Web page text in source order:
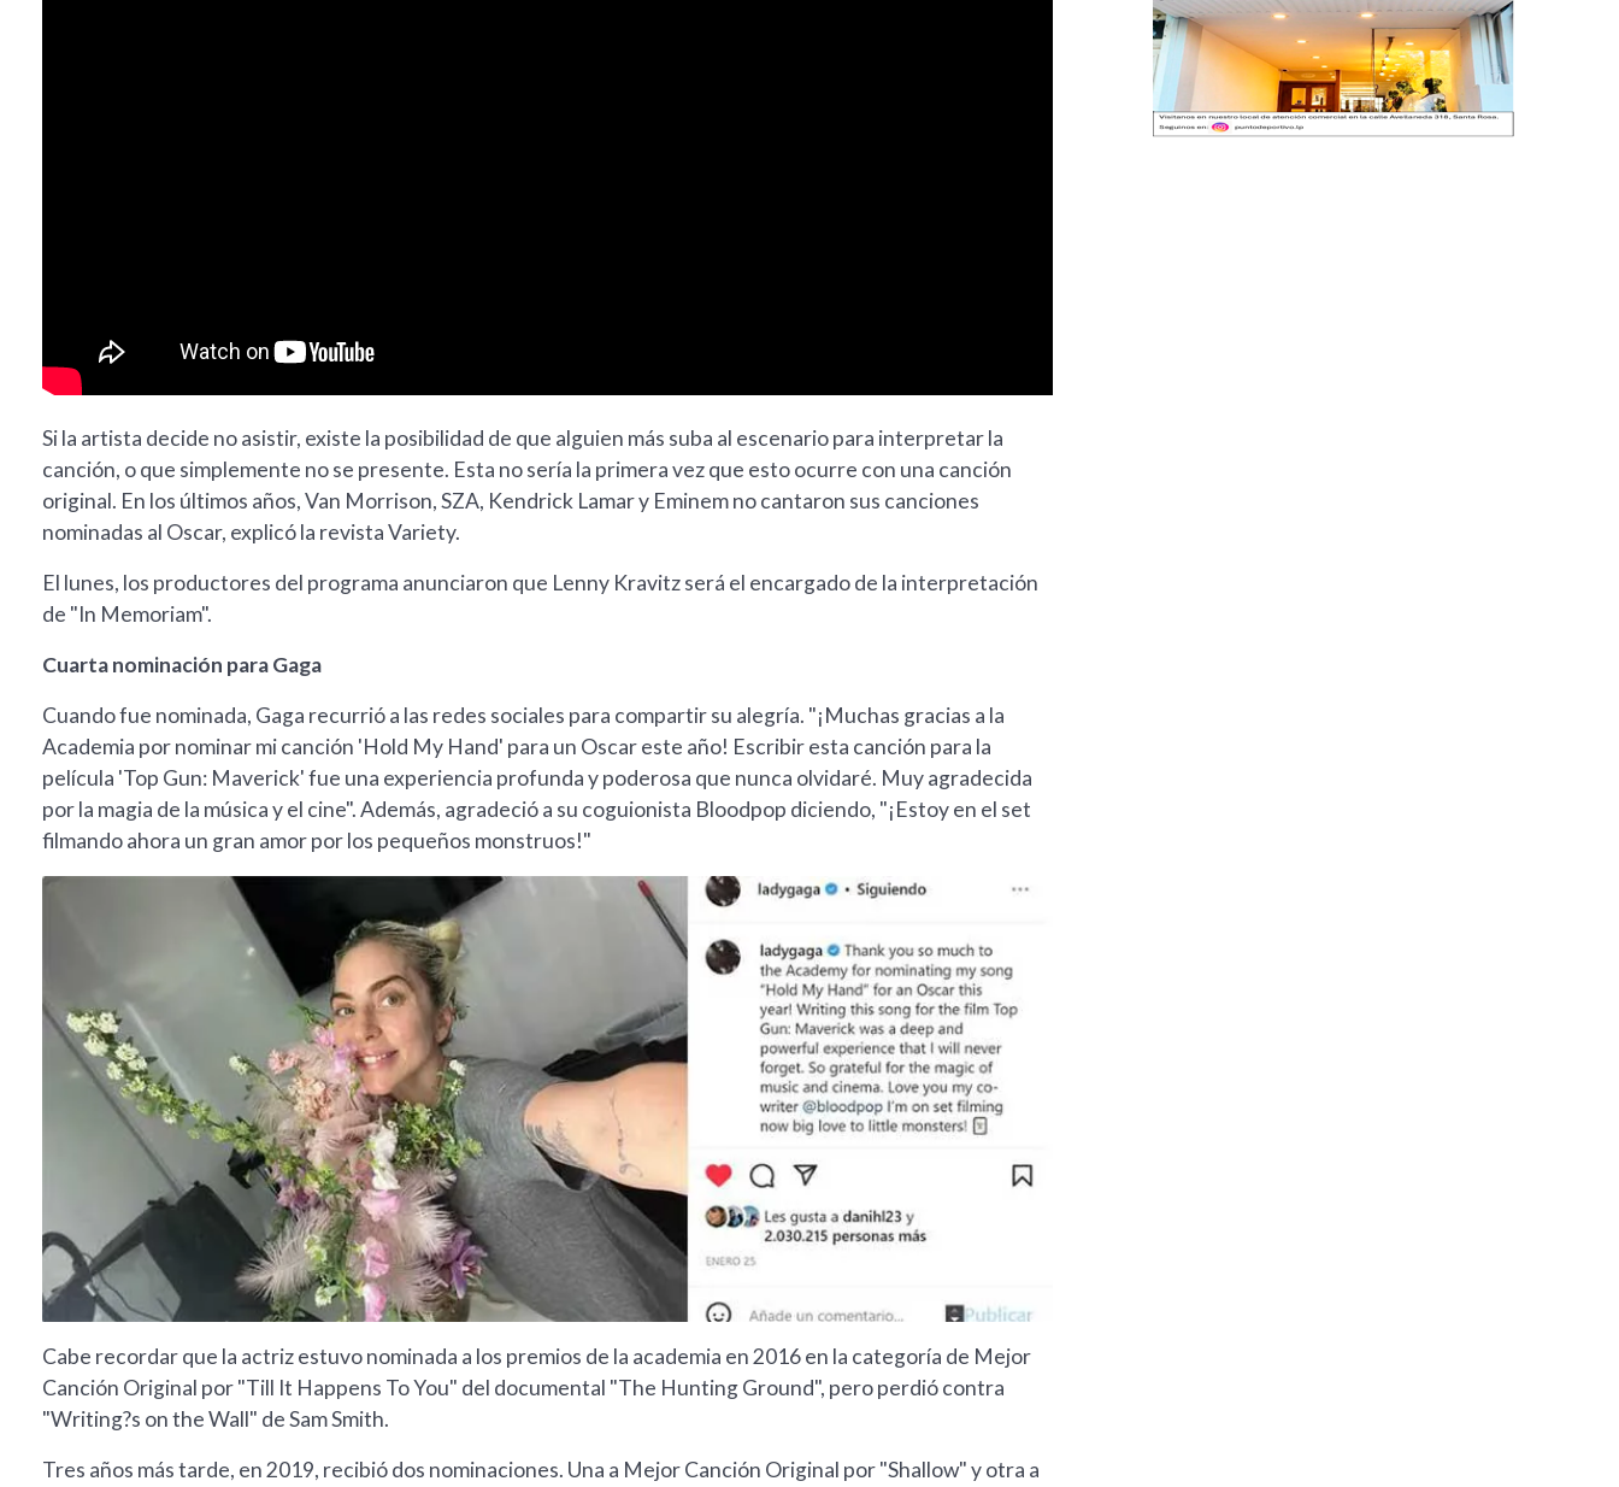
Si la artista decide no asistir, existe la posibilidad de que alguien más suba al escenario para interpretar la
canción, o que simplemente no se presente. Esta no sería la primera vez que esto ocurre con una canción
original. En los últimos años, Van Morrison, SZA, Kendrick Lamar y Eminem no cantaron sus canciones
nominadas al Oscar, explicó la revista Variety.
El lunes, los productores del programa anunciaron que Lenny Kravitz será el encargado de la interpretación
de "In Memoriam".
Cuarta nominación para Gaga
Cuando fue nominada, Gaga recurrió a las redes sociales para compartir su alegría. "¡Muchas gracias a la
Academia por nominar mi canción 'Hold My Hand' para un Oscar este año! Escribir esta canción para la
película 'Top Gun: Maverick' fue una experiencia profunda y poderosa que nunca olvidaré. Muy agradecida
por la magia de la música y el cine". Además, agradeció a su coguionista Bloodpop diciendo, "¡Estoy en el set
filmando ahora un gran amor por los pequeños monstruos!"
Cabe recordar que la actriz estuvo nominada a los premios de la academia en 2016 en la categoría de Mejor
Canción Original por "Till It Happens To You" del documental "The Hunting Ground", pero perdió contra
"Writing?s on the Wall" de Sam Smith.
Tres años más tarde, en 2019, recibió dos nominaciones. Una a Mejor Canción Original por "Shallow" y otra a